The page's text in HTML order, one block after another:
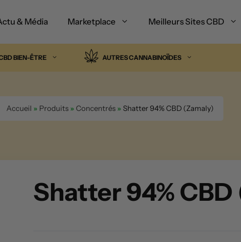
& Média Marketplace Meilleurs Sites CBD
BIEN-ÊTRE AUTRES CANNABINOÏDES
Accueil » Produits» Concentrés» Shatter 94% CBD (Zamaly)
Shatter 94%